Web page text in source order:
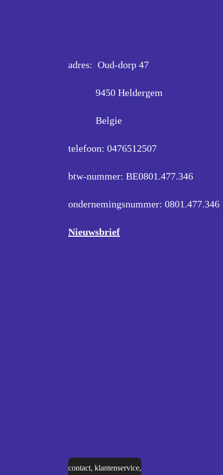
adres: Oud-dorp 47
9450 Heldergem
Belgie
telefoon: 0476512507
btw-nummer: BE0801.477.346
ondernemingsnummer: 0801.477.346
Nieuwsbrief
contact, klantenservice,